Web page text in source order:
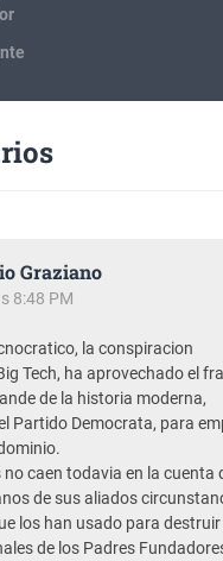
Graziano
8:48 PM
la conspiracion
Tech, ha aprovechado el
de la historia moderna,
Partido Democrata, para
caen todavia en la cuenta
de sus aliados
los han usado para
de los Padres